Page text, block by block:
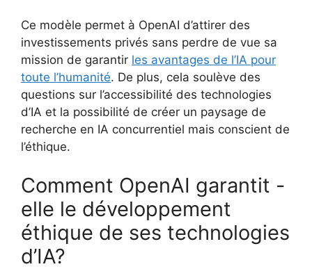
Ce modèle permet à OpenAI d’attirer des
investissements privés sans perdre de vue sa
mission de garantir les avantages de l’IA pour
toute l’humanité. De plus, cela soulève des
questions sur l’accessibilité des technologies
d’IA et la possibilité de créer un paysage de
recherche en IA concurrentiel mais conscient de
l’éthique.
Comment OpenAI garantit -
elle le développement
éthique de ses technologies
d’IA?